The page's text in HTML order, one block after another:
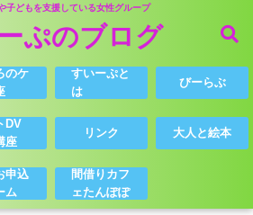
子どもを支援している女性グループ
ぷのブログ
のケ
すいーぷと
は
びーらぶ
DV
座
リンク 大人と絵本
申込
ム
間借りカフ
ェたんぽぽ